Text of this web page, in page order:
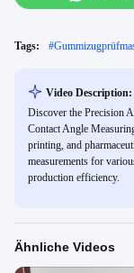
Tags: #
Video Description:
Discover the Precision
Contact Angle
printing, and
measurements for
production efficiency.
Ähnliche Videos